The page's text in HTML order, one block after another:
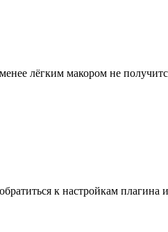
лёгким макором не
к настройкам